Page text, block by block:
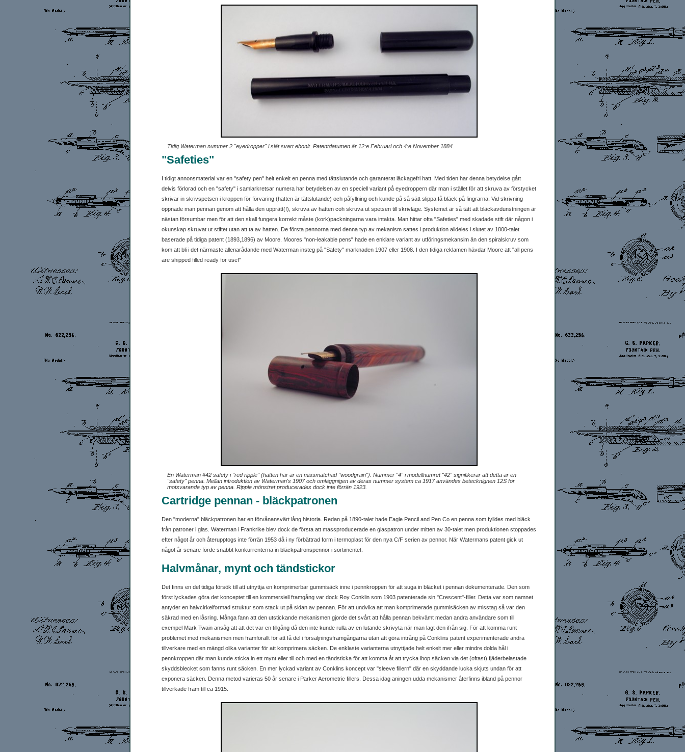
Tidig Waterman nummer 2 "eyedropper" i slät svart ebonit. Patentdatumen är 12:e Februari och 4:e November 1884.
"Safeties"
I tidigt annonsmaterial var en "safety pen" helt enkelt en penna med tättslutande och garanterat läckagefri hatt. Med tiden har denna betydelse gått
delvis förlorad och en "safety" i samlarkretsar numera har betydelsen av en speciell variant på eyedroppern där man i stället för att skruva av förstycket
skrivar in skrivspetsen i kroppen för förvaring (hatten är tättslutande) och påfyllning och kunde på så sätt slippa få bläck på fingrarna. Vid skrivning
öppnade man pennan genom att hålla den upprätt(!), skruva av hatten coh skruva ut spetsen till skrivläge. Systemet är så tätt att bläckavdunstningen är
nästan försumbar men för att den skall fungera korrekt måste (kork)packningarna vara intakta. Man hittar ofta "Safeties" med skadade stift där någon i
okunskap skruvat ut stiftet utan att ta av hatten. De första pennorna med denna typ av mekanism sattes i produktion alldeles i slutet av 1800-talet
baserade på tidiga patent (1893,1896) av Moore. Moores "non-leakable pens" hade en enklare variant av utföringsmekansim än den spiralskruv som
kom att bli i det närmaste allenarådande med Waterman insteg på "Safety" marknaden 1907 eller 1908. I den tidiga reklamen hävdar Moore att "all pens
are shipped filled ready for use!"
En Waterman #42 safety i "red ripple" (hatten här är en missmatchad "woodgrain"). Nummer "4" i modellnumret "42" signifikerar att detta är en
"safety" penna. Mellan introduktion av Waterman's 1907 och omläggnigen av deras nummer system ca 1917 användes betecknignen 12S för
motsvarande typ av penna. Ripple mönstret producerades dock inte förrän 1923.
Cartridge pennan - bläckpatronen
Den "moderna" bläckpatronen har en förvånansvärt lång historia. Redan på 1890-talet hade Eagle Pencil and Pen Co en penna som fylldes med bläck
från patroner i glas. Waterman i Frankrike blev dock de första att massproducerade en glaspatron under mitten av 30-talet men produktionen stoppades
efter något år och återupptogs inte förrän 1953 då i ny förbättrad form i termoplast för den nya C/F serien av pennor. När Watermans patent gick ut
något år senare förde snabbt konkurrenterna in bläckpatronspennor i sortimentet.
Halvmånar, mynt och tändstickor
Det finns en del tidiga försök till att utnyttja en komprimerbar gummisäck inne i pennkroppen för att suga in bläcket i pennan dokumenterade. Den som
först lyckades göra det konceptet till en kommersiell framgång var dock Roy Conklin som 1903 patenterade sin "Crescent"-filler. Detta var som namnet
antyder en halvcirkelformad struktur som stack ut på sidan av pennan. För att undvika att man komprimerade gummisäcken av misstag så var den
säkrad med en låsring. Många fann att den utstickande mekanismen gjorde det svårt att hålla pennan bekvämt medan andra användare som till
exempel Mark Twain ansåg att att det var en tillgång då den inte kunde rulla av en lutande skrivyta när man lagt den ifrån sig. För att komma runt
problemet med mekanismen men framförallt för att få del i försäljningsframgångarna utan att göra intrång på Conklins patent experimenterade andra
tillverkare med en mängd olika varianter för att komprimera säcken. De enklaste varianterna utnyttjade helt enkelt mer eller mindre dolda hål i
pennkroppen där man kunde sticka in ett mynt eller till och med en tändsticka för att komma åt att trycka ihop säcken via det (oftast) fjäderbelastade
skyddsblecket som fanns runt säcken. En mer lyckad variant av Conklins koncept var "sleeve fillern" där en skyddande lucka skjuts undan för att
exponera säcken. Denna metod varieras 50 år senare i Parker Aerometric fillers. Dessa idag aningen udda mekanismer återfinns ibland på pennor
tillverkade fram till ca 1915.